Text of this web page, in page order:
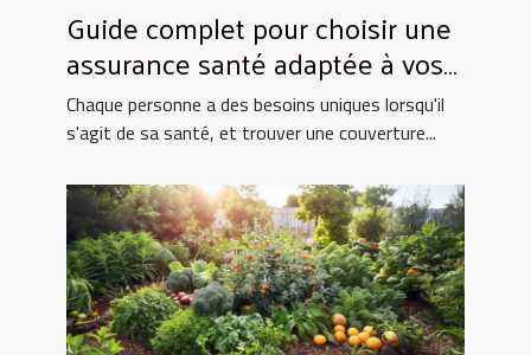
Guide complet pour choisir une
assurance santé adaptée à vos
besoins spécifiques
Chaque personne a des besoins uniques lorsqu'il
s'agit de sa santé, et trouver une couverture...